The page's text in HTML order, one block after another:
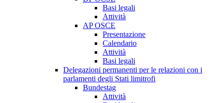
Basi legali
Attività
AP OSCE
Presentazione
Calendario
Attività
Basi legali
Delegazioni permanenti per le relazioni con i
parlamenti degli Stati limitrofi
Bundestag
Attività